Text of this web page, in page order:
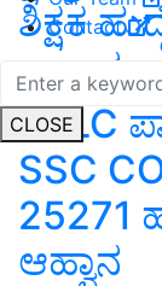
Contact
CLOSE
ಶಿಕ್ಷಕ
ಆಹ್ವಾನ
SSLC
SSC
25271
ಆಹ್ವಾನ